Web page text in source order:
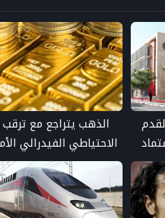
الذهب يتراجع مع ترقب
الاحتياطي الفيدرالي
بشأن أسعار الفائدة